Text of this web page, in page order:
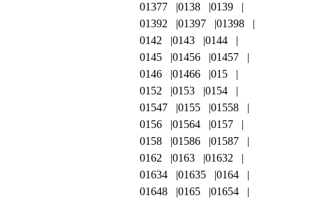
01377
0138
0139
01392
01397
01398
0142
0143
0144
0145
01456
01457
0146
01466
015
0152
0153
0154
01547
0155
01558
0156
01564
0157
0158
01586
01587
0162
0163
01632
01634
01635
0164
01648
0165
01654